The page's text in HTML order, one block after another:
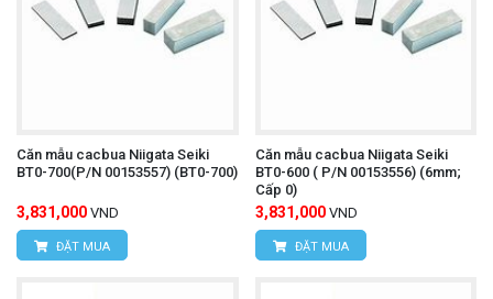
Căn mẫu cacbua Niigata Seiki
BT0-700(P/N 00153557) (BT0-700)
3,831,000 VND
ĐẶT MUA
Căn mẫu cacbua Niigata Seiki
BT0-600 ( P/N 00153556) (6mm;
Cấp 0)
3,831,000 VND
ĐẶT MUA